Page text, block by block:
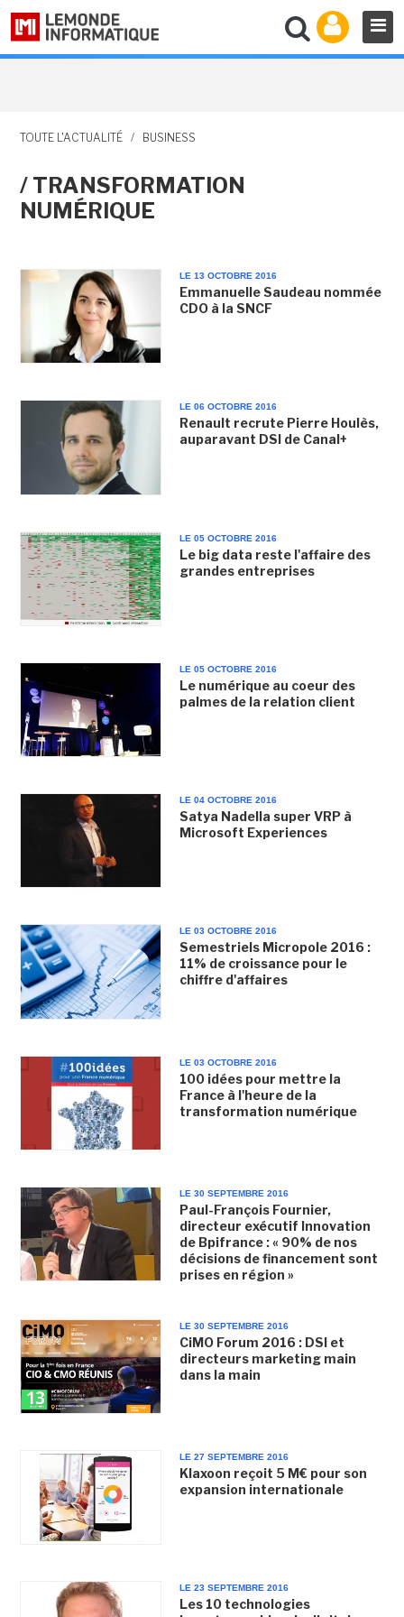
TOUTE L'ACTUALITÉ / BUSINESS
/ TRANSFORMATION
NUMÉRIQUE
LE 13 OCTOBRE 2016
Emmanuelle Saudeau nommée
CDO à la SNCF
LE 06 OCTOBRE 2016
Renault recrute Pierre Houlès,
auparavant DSI de Canal+
LE 05 OCTOBRE 2016
Le big data reste l'affaire des
grandes entreprises
LE 05 OCTOBRE 2016
Le numérique au coeur des
palmes de la relation client
LE 04 OCTOBRE 2016
Satya Nadella super VRP à
Microsoft Experiences
LE 03 OCTOBRE 2016
Semestriels Micropole 2016 :
11% de croissance pour le
chiffre d'affaires
LE 03 OCTOBRE 2016
100 idées pour mettre la
France à l'heure de la
transformation numérique
LE 30 SEPTEMBRE 2016
Paul-François Fournier,
directeur exécutif Innovation
de Bpifrance : « 90% de nos
décisions de financement sont
prises en région »
LE 30 SEPTEMBRE 2016
CiMO Forum 2016 : DSI et
directeurs marketing main
dans la main
LE 27 SEPTEMBRE 2016
Klaxoon reçoit 5 M€ pour son
expansion internationale
LE 23 SEPTEMBRE 2016
Les 10 technologies